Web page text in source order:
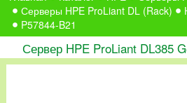
Серверы HPE ProLiant DL (Rack)
P57844-B21
Сервер HPE ProLiant DL385